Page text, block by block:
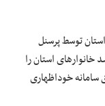
هزار و ۴۴۵ خانواده از استان توسط پرسنل
شده‌اند که این تعداد ۸۸.۹ درصد خانوارهای استان را
۱۸۵ نفر‌ نیز از طریق سامانه خوداظهاری